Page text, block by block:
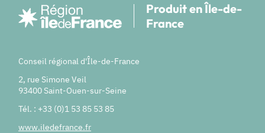
Produit en Île-de-
France
Conseil régional d'Île-de-France
2, rue Simone Veil
93400 Saint-Ouen-sur-Seine
Tél. : +33 (0)1 53 85 53 85
www.iledefrance.fr